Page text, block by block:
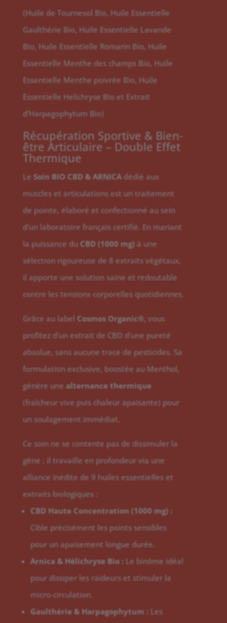
(Huile de Tournesol Bio, Huile Essentielle
Gaulthérie Bio, Huile Essentielle Lavande
Bio, Huile Essentielle Romarin Bio, Huile
Essentielle Menthe des champs Bio, Huile
Essentielle Menthe poivrée Bio, Huile
Essentielle Helichryse Bio et Extrait
d’Harpagophytum Bio)
Récupération Sportive & Bien-
être Articulaire – Double Effet
Thermique
Le Soin BIO CBD & ARNICAdédié aux
muscles et articulations est un traitement
de pointe, élaboré et confectionné au sein
d'un laboratoire français certifié. En mariant
la puissance du CBD (1000 mg)à une
sélection rigoureuse de 8 extraits végétaux,
il apporte une solution saine et redoutable
contre les tensions corporelles quotidiennes.
Grâce au label Cosmos Organic®, vous
profitez d'un extrait de CBD d'une pureté
absolue, sans aucune trace de pesticides. Sa
formulation exclusive, boostée au Menthol,
génère une alternance thermique
(fraîcheur vive puis chaleur apaisante) pour
un soulagement immédiat.
Ce soin ne se contente pas de dissimuler la
gêne ; il travaille en profondeur via une
alliance inédite de 9 huiles essentielles et
extraits biologiques :
CBD Haute Concentration (1000 mg) :
Cible précisément les points sensibles
pour un apaisement longue durée.
Arnica & Hélichryse Bio : Le binôme idéal
pour dissiper les raideurs et stimuler la
micro-circulation.
Gaulthérie & Harpagophytum : Les